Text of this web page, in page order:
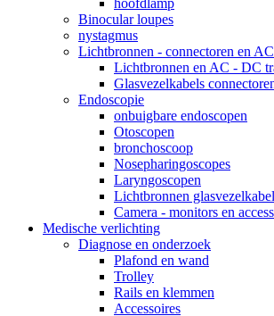
Binocular loupes
nystagmus
Lichtbronnen - connectoren en
Lichtbronnen en AC - DC
Glasvezelkabels
Endoscopie
onbuigbare endoscopen
Otoscopen
bronchoscoop
Nosepharingoscopes
Laryngoscopen
Lichtbronnen
Camera - monitors en
Medische verlichting
Diagnose en onderzoek
Plafond en wand
Trolley
Rails en klemmen
Accessoires